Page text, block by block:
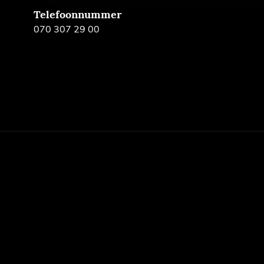
Telefoonnummer
070 307 29 00